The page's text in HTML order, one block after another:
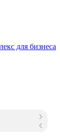
для бизнеса